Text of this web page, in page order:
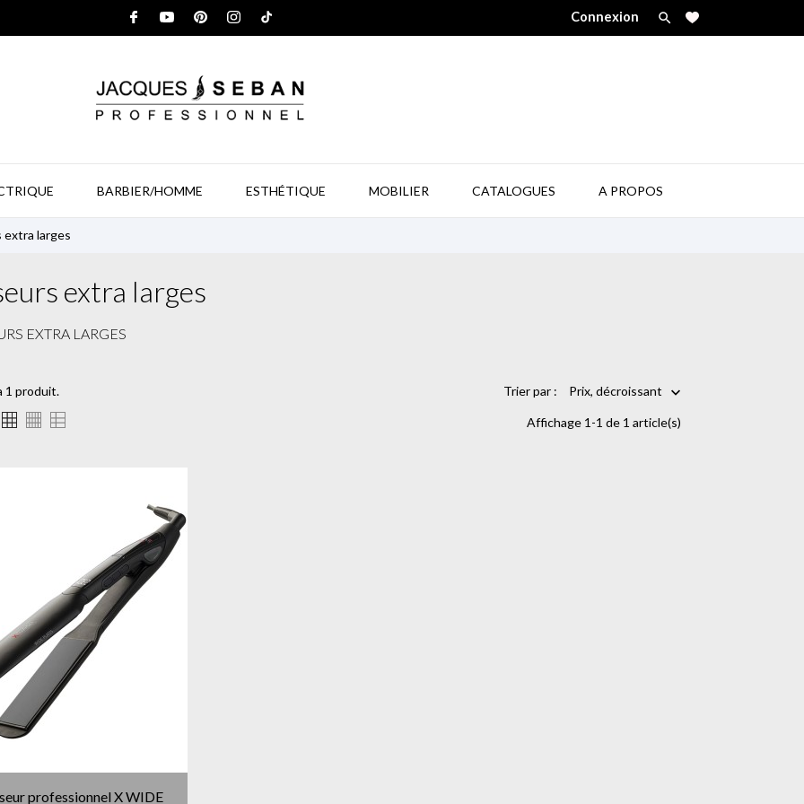
Connexion 
BARBIER/HOMME ESTHÉTIQUE MOBILIER CATALOGUES A PROPOS
extra larges
extra larges
EXTRA LARGES
1 produit. Trier par : Prix, décroissant 
Affichage 1-1 de 1 article(s)
professionnel X WIDE